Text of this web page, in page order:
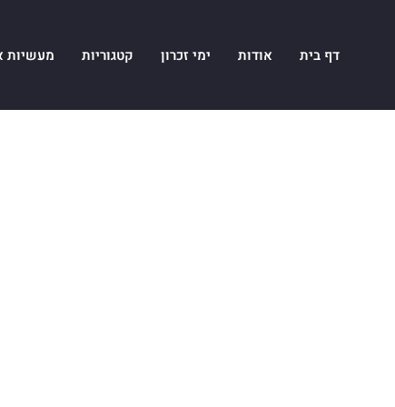
דף בית אודות ימי זכרון קטגוריות מעשיות